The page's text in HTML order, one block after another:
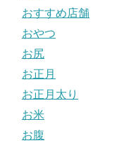
おすすめ店舗
おやつ
お尻
お正月
お正月太り
お米
お腹